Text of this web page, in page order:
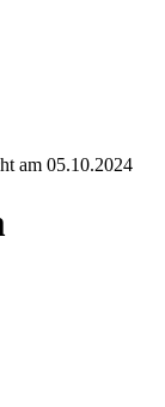
am 05.10.2024